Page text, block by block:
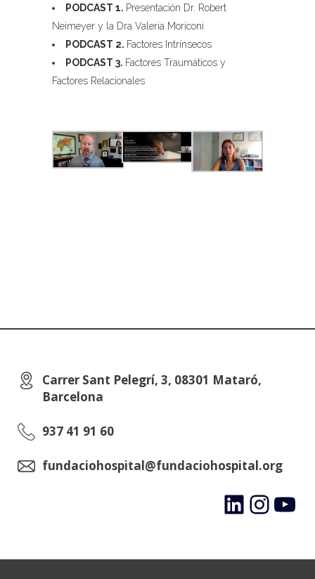
PODCAST 1. Presentación Dr. Robert
Neimeyer y la Dra Valeria Moriconi
PODCAST 2. Factores Intrínsecos
PODCAST 3. Factores Traumáticos y
Factores Relacionales
Carrer Sant Pelegrí, 3, 08301 Mataró,
Barcelona
937 41 91 60
fundaciohospital@fundaciohospital.org
LinkedInInstagram
YouTube